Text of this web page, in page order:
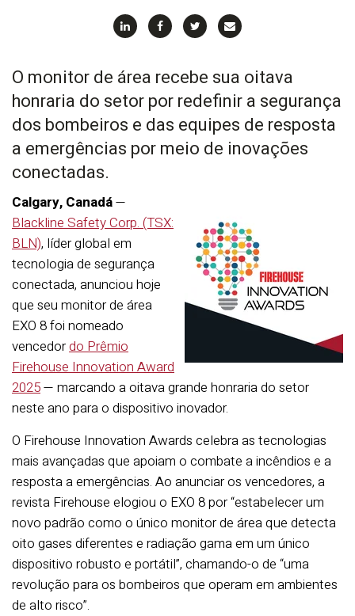
O monitor de área recebe sua oitava
honraria do setor por redefinir a segurança
dos bombeiros e das equipes de resposta
a emergências por meio de inovações
conectadas.
Calgary, Canadá—
Blackline Safety Corp. (TSX:
BLN), líder global em
tecnologia de segurança
conectada, anunciou hoje
que seu monitor de área
EXO 8 foi nomeado
vencedordo Prêmio
Firehouse Innovation Award
2025— marcando a oitava grande honraria do setor
neste ano para o dispositivo inovador.
O Firehouse Innovation Awards celebra as tecnologias
mais avançadas que apoiam o combate a incêndios e a
resposta a emergências. Ao anunciar os vencedores, a
revista Firehouse elogiou o EXO 8 por “estabelecer um
novo padrão como o único monitor de área que detecta
oito gases diferentes e radiação gama em um único
dispositivo robusto e portátil”, chamando-o de “uma
revolução para os bombeiros que operam em ambientes
de alto risco”.